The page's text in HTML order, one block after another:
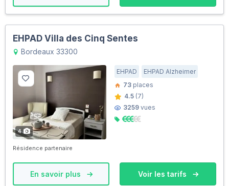
EHPAD Villa des Cinq Sentes
Bordeaux 33300
4
EHPAD
EHPAD Alzheimer
73 places
4.5 (7)
3259 vues
Résidence partenaire
En savoir plus Voir les tarifs